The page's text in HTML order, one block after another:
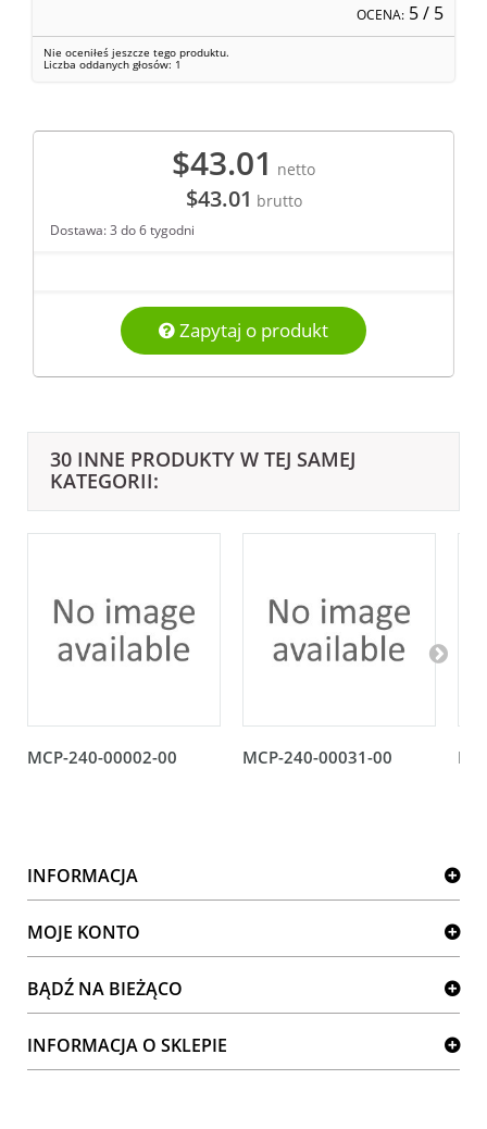
OCENA: 5/ 5
Nie oceniłeś jeszcze tego produktu.
Liczba oddanych głosów: 1
$43.01 netto
$43.01 brutto
Dostawa: 3 do 6 tygodni
Zapytaj o produkt
30 INNE PRODUKTY W TEJ SAMEJ
KATEGORII:
MCP-240-00002-00 MCP-240-00031-00
INFORMACJA
MOJE KONTO
BĄDŹ NA BIEŻĄCO
INFORMACJA O SKLEPIE